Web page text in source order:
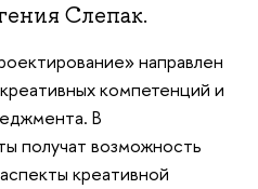
Слепак.
направлен
компетенций и
В
получат возможность
креативной